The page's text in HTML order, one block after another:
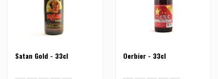
Satan Gold - 33cl Oerbier - 33cl